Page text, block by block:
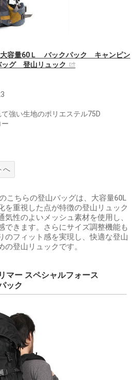
大容量60Ｌ バックパック キャンピン
グ 登山リュック
強い生地のポリエステル75D
へ
のこちらの登山バッグは、大容量60L
を重視した点が特徴の登山リュック
気性のよいメッシュ素材を使用し、
できます。さらにサイズ調整機能も
のフィット感を実現し、快適な登山
の登山リュックです。
マー スペシャルフォース
ック